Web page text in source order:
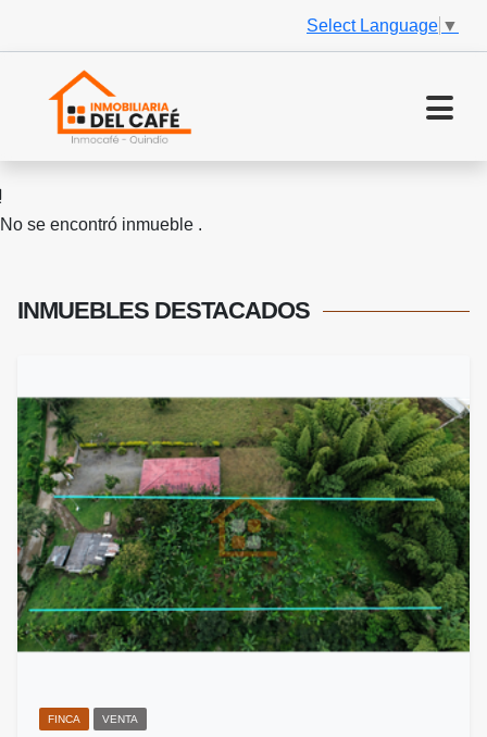
Select Language ▼
No se encontró inmueble .
INMUEBLES DESTACADOS
FINCA VENTA